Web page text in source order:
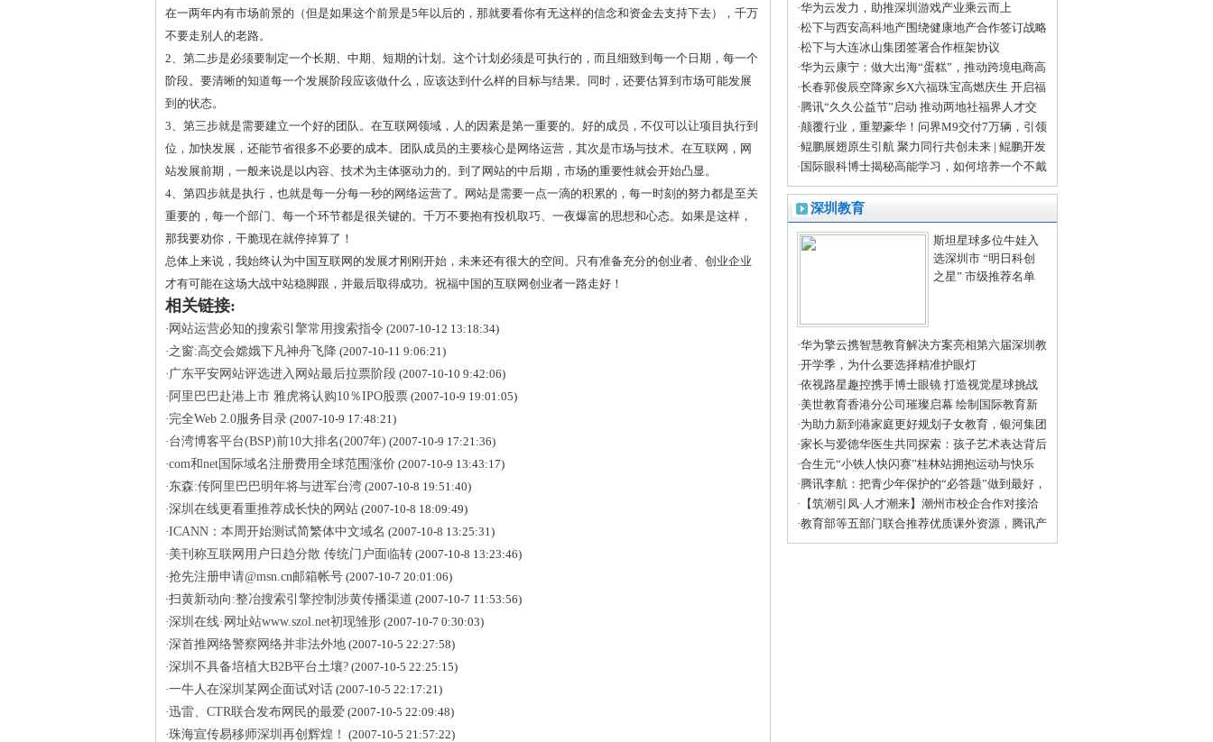
·华为云发力，助推深圳游戏产业乘云而上
·松下与西安高科地产围绕健康地产合作签订战略
合作协议
·松下与大连冰山集团签署合作框架协议
·华为云康宁：做大出海“蛋糕”，推动跨境电商高
质量发展
·长春郭俊辰空降家乡X六福珠宝高燃庆生 开启福
禄狂欢——六福珠宝2024周年庆发布会
·腾讯“久久公益节”启动 推动两地社福界人才交
流 共建互联网公益文化
·颠覆行业，重塑豪华！问界M9交付7万辆，引领
豪华电车新风尚
·鲲鹏展翅原生引航 聚力同行共创未来 | 鲲鹏开发
者创享日·广东站成功举办
· 国际眼科博士揭秘高能学习，如何培养一个不戴
眼镜的学霸
深圳教育
斯坦星球多位牛娃入
选深圳市 “明日科创
之星” 市级推荐名单
·华为擎云携智慧教育解决方案亮相第六届深圳教
育装备博览会
·开学季，为什么要选择精准护眼灯
·依视路星趣控携手博士眼镜 打造视觉星球挑战
科普体验日深圳站活动
·美世教育香港分公司璀璨启幕 绘制国际教育新
蓝图
·为助力新到港家庭更好规划子女教育，银河集团
联名帆书推出线下教育沙龙
·家长与爱德华医生共同探索：孩子艺术表达背后
的情感世界
·合生元“小铁人快闪赛”桂林站拥抱运动与快乐
·腾讯李航：把青少年保护的“必答题”做到最好，
将教育的“创新题”做出特色
· 【筑潮引凤·人才潮来】潮州市校企合作对接洽
谈会圆满落幕！
·教育部等五部门联合推荐优质课外资源，腾讯产
品青少年模式首发《给孩子们的大师讲堂》
在一两年内有市场前景的（但是如果这个前景是5年以后的，那就要看你有无这样的信念和资金去支持下去），千万
不要走别人的老路。
2、第二步是必须要制定一个长期、中期、短期的计划。这个计划必须是可执行的，而且细致到每一个日期，每一个
阶段。要清晰的知道每一个发展阶段应该做什么，应该达到什么样的目标与结果。同时，还要估算到市场可能发展
到的状态。
3、第三步就是需要建立一个好的团队。在互联网领域，人的因素是第一重要的。好的成员，不仅可以让项目执行到
位，加快发展，还能节省很多不必要的成本。团队成员的主要核心是网络运营，其次是市场与技术。在互联网，网
站发展前期，一般来说是以内容、技术为主体驱动力的。到了网站的中后期，市场的重要性就会开始凸显。
4、第四步就是执行，也就是每一分每一秒的网络运营了。网站是需要一点一滴的积累的，每一时刻的努力都是至关
重要的，每一个部门、每一个环节都是很关键的。千万不要抱有投机取巧、一夜爆富的思想和心态。如果是这样，
那我要劝你，干脆现在就停掉算了！
总体上来说，我始终认为中国互联网的发展才刚刚开始，未来还有很大的空间。只有准备充分的创业者、创业企业
才有可能在这场大战中站稳脚跟，并最后取得成功。祝福中国的互联网创业者一路走好！
相关链接:
· 网站运营必知的搜索引擎常用搜索指令 (2007-10-12 13:18:34)
·之窗:高交会嫦娥下凡神舟飞降 (2007-10-11 9:06:21)
·广东平安网站评选进入网站最后拉票阶段 (2007-10-10 9:42:06)
· 阿里巴巴赴港上市 雅虎将认购10％IPO股票 (2007-10-9 19:01:05)
·完全Web 2.0服务目录 (2007-10-9 17:48:21)
·台湾博客平台(BSP)前10大排名(2007年) (2007-10-9 17:21:36)
·com和net国际域名注册费用全球范围涨价 (2007-10-9 13:43:17)
·东森:传阿里巴巴明年将与进军台湾 (2007-10-8 19:51:40)
·深圳在线更看重推荐成长快的网站 (2007-10-8 18:09:49)
·ICANN：本周开始测试简繁体中文域名 (2007-10-8 13:25:31)
·美刊称互联网用户日趋分散 传统门户面临转 (2007-10-8 13:23:46)
·抢先注册申请@msn.cn邮箱帐号 (2007-10-7 20:01:06)
·扫黄新动向:整冶搜索引擎控制涉黄传播渠道 (2007-10-7 11:53:56)
·深圳在线·网址站www.szol.net初现雏形 (2007-10-7 0:30:03)
·深首推网络警察网络并非法外地 (2007-10-5 22:27:58)
·深圳不具备培植大B2B平台土壤? (2007-10-5 22:25:15)
·一牛人在深圳某网企面试对话 (2007-10-5 22:17:21)
·迅雷、CTR联合发布网民的最爱 (2007-10-5 22:09:48)
·珠海宣传易移师深圳再创辉煌！ (2007-10-5 21:57:22)